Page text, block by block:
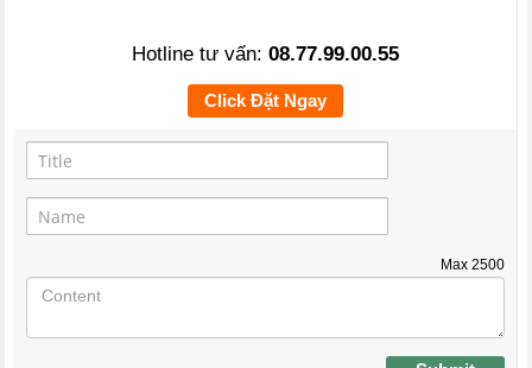
Hotline tư vấn: 08.77.99.00.55
Click Đặt Ngay
Max 2500